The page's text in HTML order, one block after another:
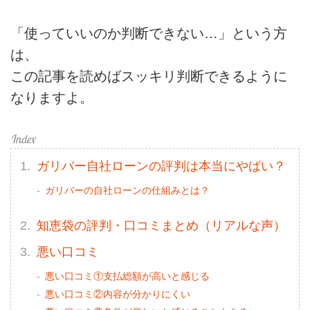
「使っていいのか判断できない…」という方
は、
この記事を読めばスッキリ判断できるように
なりますよ。
ガリバー自社ローンの評判は本当にやばい？
ガリバーの自社ローンの仕組みとは？
知恵袋の評判・口コミまとめ（リアルな声）
悪い口コミ
悪い口コミ①支払総額が高いと感じる
悪い口コミ②内容が分かりにくい